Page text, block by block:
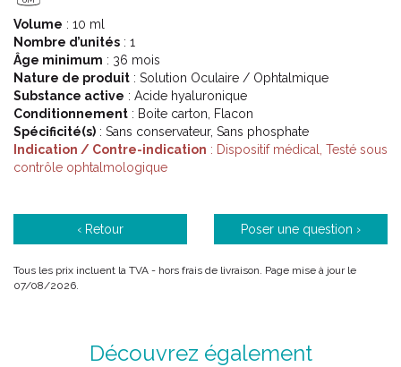
suffisante.
L’utilisation de HYLO® CONFORT Plus hydrate la cornée et la
conjonctive pendant une longue période, soutenant ainsi le
déroulement optimal du processus de guérison physio-
logique.
HYLO® CONFORT Plus est sans agents conservateurs, ainsi il
est généralement très bien toléré. De plus, HYLO®
CONFORTPlus est sans phosphate, ce qui permet d’éviter des
Sa forte concentration en acide hyaluronique confère à
sans toutefois gêner la vision. Cette caractéristique offre une
hydratation plus intense et plus durable et contribue largement
Volume : 10 ml
Nombre d’unités : 1
Âge minimum : 36 mois
Nature de produit : Solution Oculaire / Ophtalmique
Substance active : Acide hyaluronique
Conditionnement : Boite carton, Flacon
Spécificité(s) : Sans conservateur, Sans phosphate
Indication / Contre-indication : Dispositif médical, Testé sous
contrôle ophtalmologique
‹ Retour Poser une question ›
Tous les prix incluent la TVA - hors frais de livraison. Page mise à jour le
07/08/2026.
Découvrez également